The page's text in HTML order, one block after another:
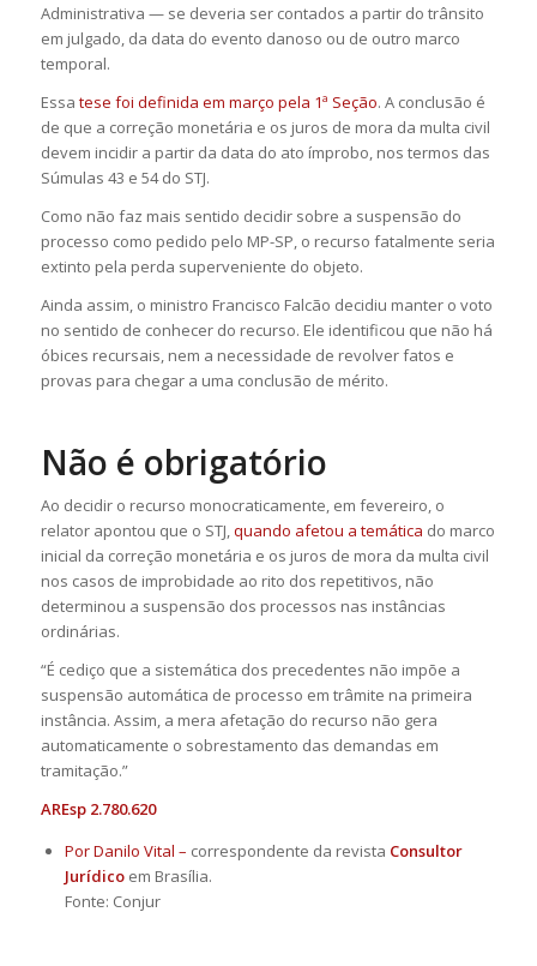
Administrativa — se deveria ser contados a partir do trânsito
em julgado, da data do evento danoso ou de outro marco
temporal.
Essa tese foi definida em março pela 1ª Seção. A conclusão é
de que a correção monetária e os juros de mora da multa civil
devem incidir a partir da data do ato ímprobo, nos termos das
Súmulas 43 e 54 do STJ.
Como não faz mais sentido decidir sobre a suspensão do
processo como pedido pelo MP-SP, o recurso fatalmente seria
extinto pela perda superveniente do objeto.
Ainda assim, o ministro Francisco Falcão decidiu manter o voto
no sentido de conhecer do recurso. Ele identificou que não há
óbices recursais, nem a necessidade de revolver fatos e
provas para chegar a uma conclusão de mérito.
Não é obrigatório
Ao decidir o recurso monocraticamente, em fevereiro, o
relator apontou que o STJ,quando afetou a temática do marco
inicial da correção monetária e os juros de mora da multa civil
nos casos de improbidade ao rito dos repetitivos, não
determinou a suspensão dos processos nas instâncias
ordinárias.
“É cediço que a sistemática dos precedentes não impõe a
suspensão automática de processo em trâmite na primeira
instância. Assim, a mera afetação do recurso não gera
automaticamente o sobrestamento das demandas em
tramitação.”
AREsp 2.780.620
Por Danilo Vital – correspondente da revista Consultor
Jurídicoem Brasília.
Fonte: Conjur